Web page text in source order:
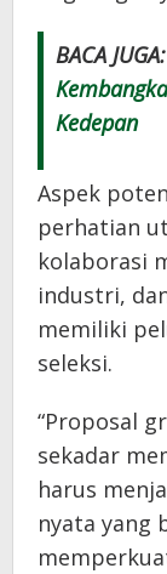
BACA JUGA:
Kedepan
Aspek
perhatian
kolaborasi
industri,
memiliki
seleksi.
“Proposal
sekadar
harus
nyata yang